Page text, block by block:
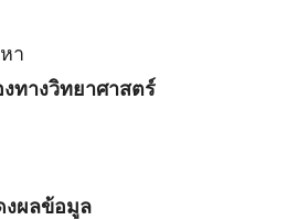
า
ทางวิทยาศาสตร์
งผลข้อมูล